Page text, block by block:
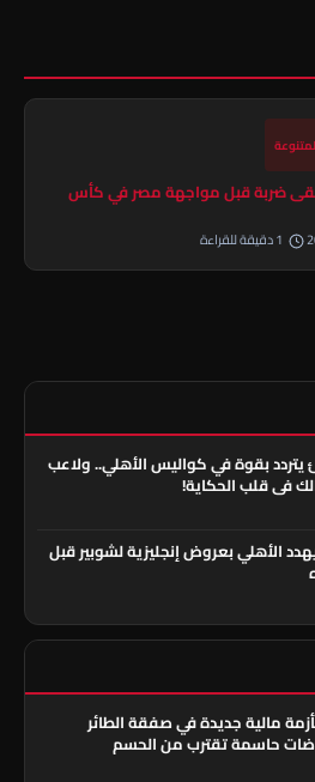
ضربة قبل مواجهة مصر في كأس
بقوة في كواليس الأهلي.. ولاعب
في قلب الحكاية!
الأهلي بعروض إنجليزية لشوبير قبل
مالية جديدة في صفقة الطائر
حاسمة تقترب من الحسم